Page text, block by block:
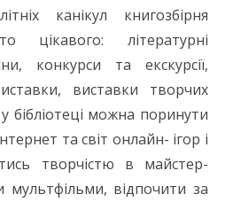
канікул книгозбірня
цікавого: літературні
конкурси та екскурсії,
виставки творчих
бібліотеці можна поринути
та світ онлайн- ігор і
творчістю в майстер-
мультфільми, відпочити за